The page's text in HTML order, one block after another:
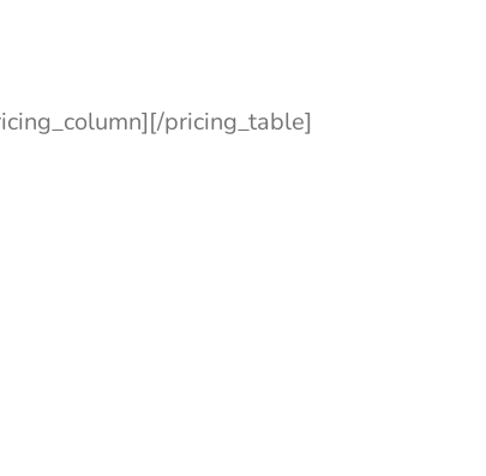
pricing_table]